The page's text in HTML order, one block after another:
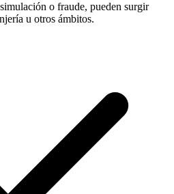
o fraude, pueden surgir
u otros ámbitos.